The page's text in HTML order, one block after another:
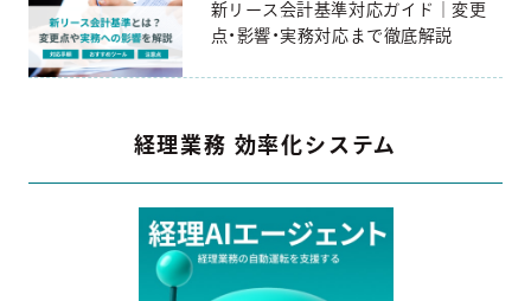
新リース会計基準対応ガイド｜変更
点・影響・実務対応まで徹底解説
経理業務 効率化システム